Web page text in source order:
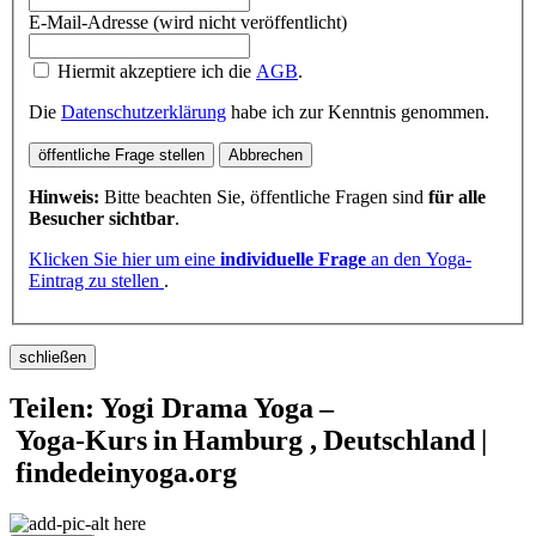
E-Mail-Adresse (wird nicht veröffentlicht)
Hiermit akzeptiere ich die AGB.
Die Datenschutzerklärung habe ich zur Kenntnis genommen.
öffentliche Frage stellen Abbrechen
Hinweis: Bitte beachten Sie, öffentliche Fragen sind für alle
Besucher sichtbar.
Klicken Sie hier um eine individuelle Frage an den Yoga-
Eintrag zu stellen .
schließen
Teilen: Yogi Drama Yoga –
Yoga‑Kurs in Hamburg , Deutschland |
findedeinyoga.org